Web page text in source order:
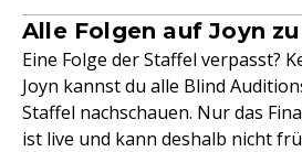
Alle Folgen auf Joyn
Eine Folge der Staffel verpasst?
Joyn kannst du alle Blind
Staffel nachschauen. Nur das
ist live und kann deshalb nicht